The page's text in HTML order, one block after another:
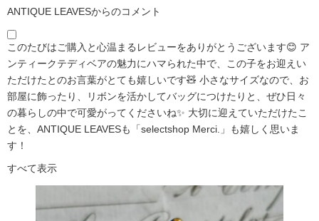
ANTIQUE LEAVESからのコメント
このたびはご購入と心温まるレビューをありがとうございます😊 ア
ンティークテディベアの魅力にハマられた中で、この子をお迎えい
ただけたとのお言葉がとても嬉しいです🧸 小さなサイズなので、お
部屋に飾ったり、リボンを活かしてバッグにつけたりと、ぜひ日々
の暮らしの中で可愛がってくださいね✨ 大切に迎えていただけたこ
とを、ANTIQUE LEAVESも「selectshop Merci.」も嬉しく思いま
す！
すべて表示